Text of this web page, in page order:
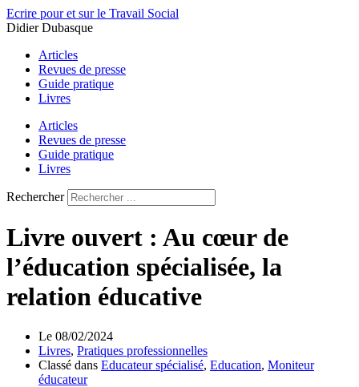
Aller
au
Ecrire pour et sur le Travail Social
Didier Dubasque
Articles
Revues de presse
Guide pratique
Livres
Articles
Revues de presse
Guide pratique
Livres
Rechercher
Livre ouvert : Au cœur de
l’éducation spécialisée, la
relation éducative
Le 08/02/2024
Livres, Pratiques professionnelles
Classé dans Educateur spécialisé, Education, Moniteur
éducateur